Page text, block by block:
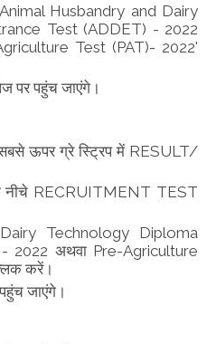
Husbandry and Dairy
Test (ADDET) - 2022
Test (PAT)- 2022'
पर पहुंच जाएंगे।
सबसे ऊपर ग्रे स्ट्रिप में RESULT/
RECRUITMENT TEST
Technology Diploma
2022 अथवा Pre-Agriculture
करें।
जाएंगे।